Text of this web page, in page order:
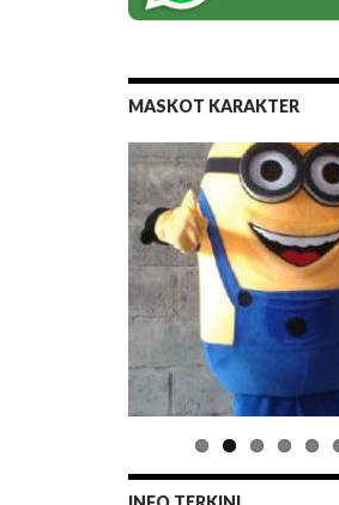
MASKOT KARAKTER